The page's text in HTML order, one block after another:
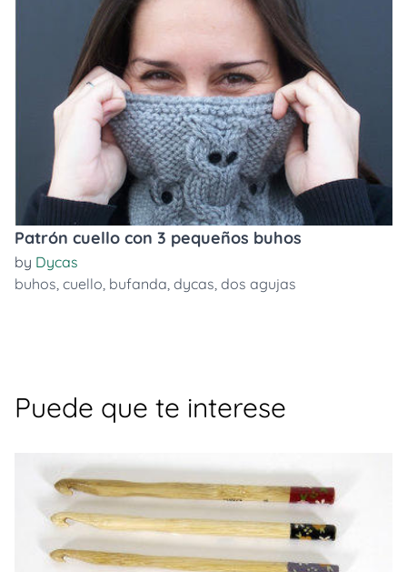
Patrón cuello con 3 pequeños buhos
by Dycas
buhos, cuello, bufanda, dycas, dos agujas
Puede que te interese